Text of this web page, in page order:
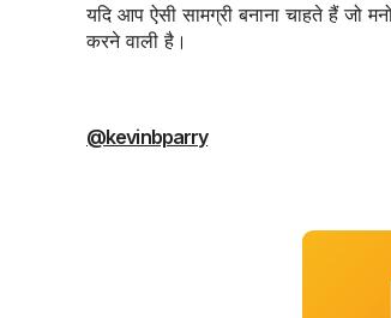
यदि आप ऐसी सामग्री बनाना चाहते हैं
करने वाली है।
@kevinbparry